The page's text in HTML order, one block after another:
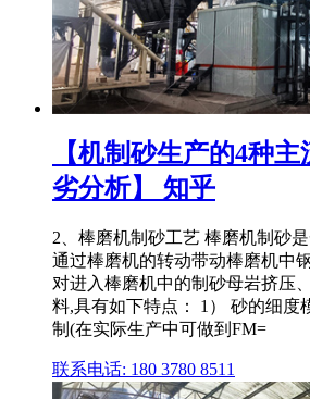
【机制砂生产的4种
劣分析】 知乎
2、棒磨机制砂工艺 棒磨机制砂
通过棒磨机的转动带动棒磨机中
对进入棒磨机中的制砂母岩挤压
料,具有如下特点： 1） 砂的细度
制(在实际生产中可做到FM=
联系电话: 180 3780 8511